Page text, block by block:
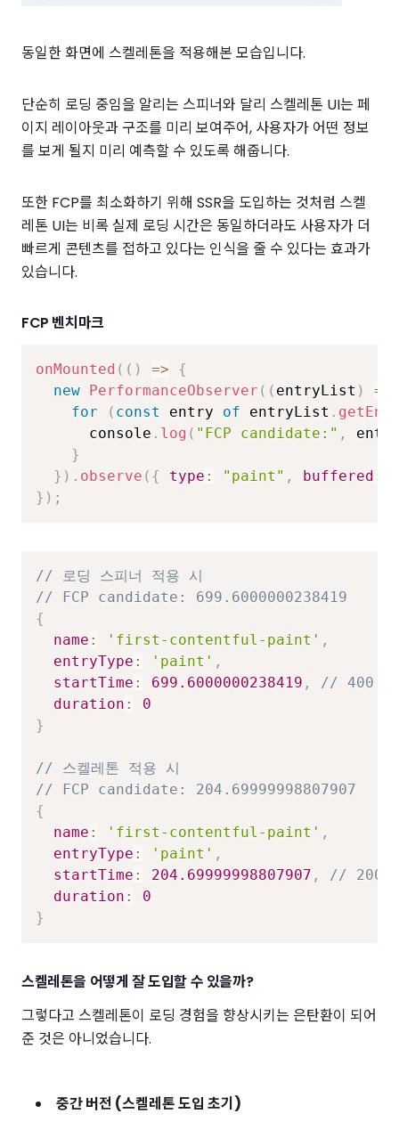
동일한 화면에 스켈레톤을 적용해본 모습입니다.
단순히 로딩 중임을 알리는 스피너와 달리 스켈레톤 UI는 페
이지 레이아웃과 구조를 미리 보여주어, 사용자가 어떤 정보
를 보게 될지 미리 예측할 수 있도록 해줍니다.
또한 FCP를 최소화하기 위해 SSR을 도입하는 것처럼 스켈
레톤 UI는 비록 실제 로딩 시간은 동일하더라도 사용자가 더
빠르게 콘텐츠를 접하고 있다는 인식을 줄 수 있다는 효과가
있습니다.
FCP 벤치마크
onMounted ( ( ) =>
{
new
PerformanceObserver ( ( entryList )
=>
for
( const entry of entryList .
      console
. log ( "FCP candidate:" ,
}
} ) . observe ( { type : "paint" , buffered :
} ) ;
// 로딩 스피너 적용 시
// FCP candidate: 699.6000000238419
{
name : 'first-contentful-paint' ,
entryType : 'paint' ,
startTime : 699.6000000238419 ,
// 400 ~
duration :
0
}
// 스켈레톤 적용 시
// FCP candidate: 204.69999998807907
{
name : 'first-contentful-paint' ,
entryType : 'paint' ,
startTime : 204.69999998807907 ,
//
duration :
0
}
스켈레톤을 어떻게 잘 도입할 수 있을까?
그렇다고 스켈레톤이 로딩 경험을 향상시키는 은탄환이 되어
준 것은 아니었습니다.
중간 버전 (스켈레톤 도입 초기)